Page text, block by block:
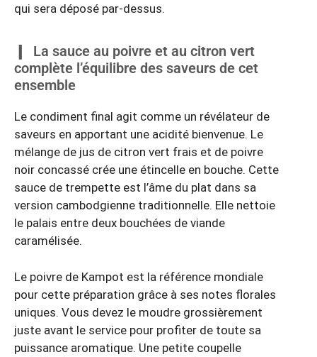
qui sera déposé par-dessus.
La sauce au poivre et au citron vert
complète l’équilibre des saveurs de cet
ensemble
Le condiment final agit comme un révélateur de
saveurs en apportant une acidité bienvenue. Le
mélange de jus de citron vert frais et de poivre
noir concassé crée une étincelle en bouche. Cette
sauce de trempette est l’âme du plat dans sa
version cambodgienne traditionnelle. Elle nettoie
le palais entre deux bouchées de viande
caramélisée.
Le poivre de Kampot est la référence mondiale
pour cette préparation grâce à ses notes florales
uniques. Vous devez le moudre grossièrement
juste avant le service pour profiter de toute sa
puissance aromatique. Une petite coupelle